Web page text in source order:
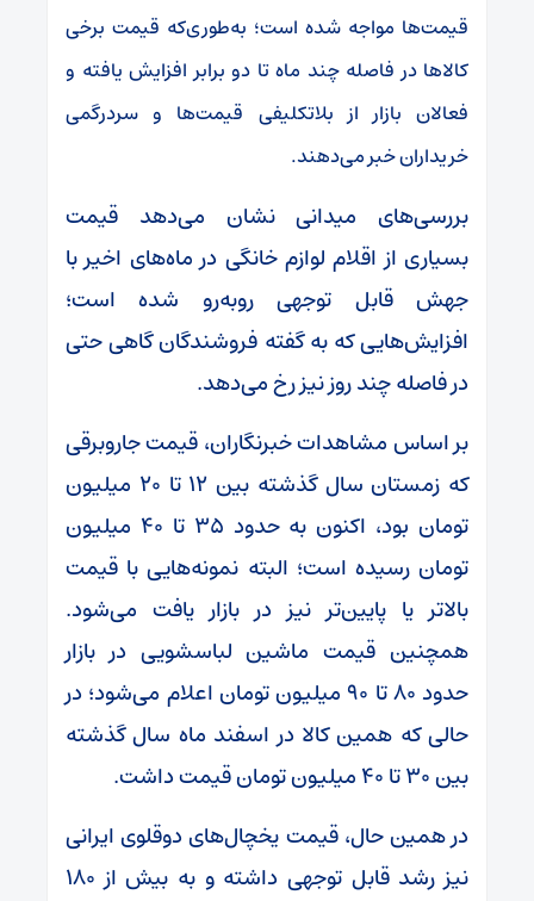
قیمت‌ها مواجه شده است؛ به‌طوری‌که قیمت برخی
کالا‌ها در فاصله چند ماه تا دو برابر افزایش یافته و
فعالان بازار از بلاتکلیفی قیمت‌ها و سردرگمی
خریداران خبر می‌دهند.
بررسی‌های میدانی نشان می‌دهد قیمت
بسیاری از اقلام لوازم خانگی در ماه‌های اخیر با
جهش قابل توجهی روبه‌رو شده است؛
افزایش‌هایی که به گفته فروشندگان گاهی حتی
در فاصله چند روز نیز رخ می‌دهد.
بر اساس مشاهدات خبرنگاران، قیمت جاروبرقی
که زمستان سال گذشته بین ۱۲ تا ۲۰ میلیون
تومان بود، اکنون به حدود ۳۵ تا ۴۰ میلیون
تومان رسیده است؛ البته نمونه‌هایی با قیمت
بالاتر یا پایین‌تر نیز در بازار یافت می‌شود.
همچنین قیمت ماشین لباسشویی در بازار
حدود ۸۰ تا ۹۰ میلیون تومان اعلام می‌شود؛ در
حالی که همین کالا در اسفند ماه سال گذشته
بین ۳۰ تا ۴۰ میلیون تومان قیمت داشت.
در همین حال، قیمت یخچال‌های دوقلوی ایرانی
نیز رشد قابل توجهی داشته و به بیش از ۱۸۰